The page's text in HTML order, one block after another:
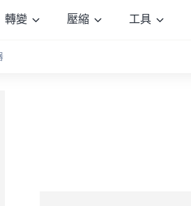
轉變 壓縮 工具